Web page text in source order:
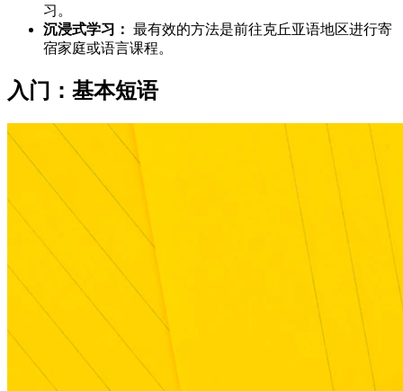
习。
沉浸式学习： 最有效的方法是前往克丘亚语地区进行寄
宿家庭或语言课程。
入门：基本短语